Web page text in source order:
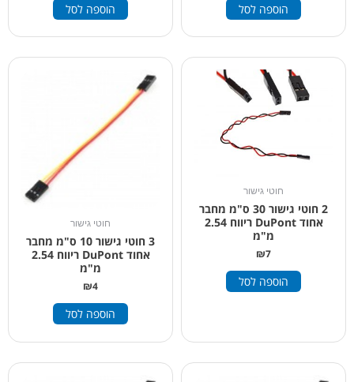
הוספה לסל הוספה לסל
חוטי גישור
2 חוטי גישור 30 ס"מ מחבר
אחוד DuPont ריווח 2.54
מ"מ
₪7
הוספה לסל
חוטי גישור
3 חוטי גישור 10 ס"מ מחבר
אחוד DuPont ריווח 2.54
מ"מ
₪4
הוספה לסל